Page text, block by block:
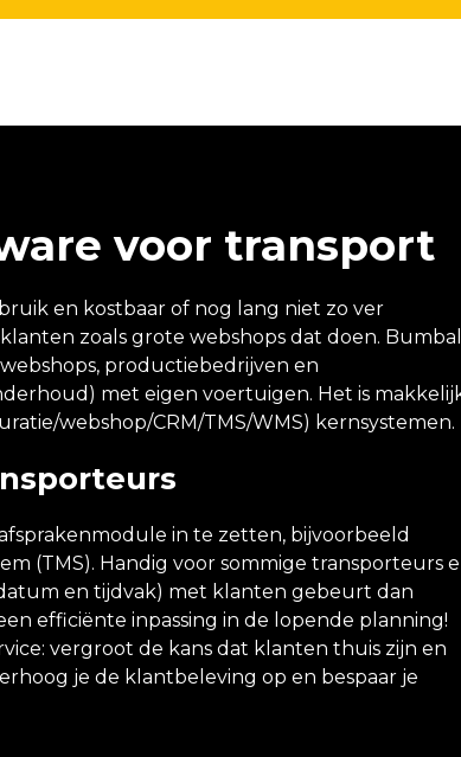
voor transport
en kostbaar of nog lang niet zo ver
zoals grote webshops dat doen.
productiebedrijven en
met eigen voertuigen. Het is
webshop/CRM/TMS/WMS) kernsystemen.
in te zetten, bijvoorbeeld
(TMS). Handig voor sommige transporteurs
en tijdvak) met klanten gebeurt dan
efficiënte inpassing in de lopende planning!
vergroot de kans dat klanten thuis zijn en
je de klantbeleving op en bespaar je